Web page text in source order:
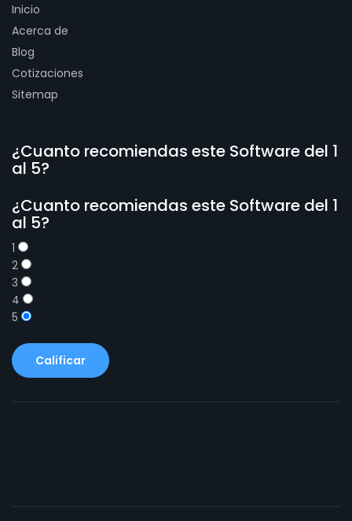
Inicio
Acerca de
Blog
Cotizaciones
Sitemap
¿Cuanto recomiendas este Software del 1
al 5?
¿Cuanto recomiendas este Software del 1
al 5?
1
2
3
4
5
Calificar